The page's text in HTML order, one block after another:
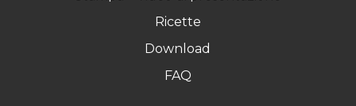
Ricette
Download
FAQ